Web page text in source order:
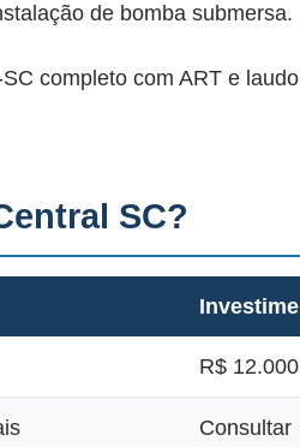
de bomba submersa.
completo com ART e
SC?
R$
Consultar